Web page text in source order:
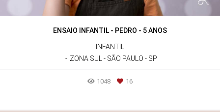
ENSAIO INFANTIL - PEDRO - 5 ANOS
INFANTIL
ZONA SUL - SÃO PAULO - SP
1048 16